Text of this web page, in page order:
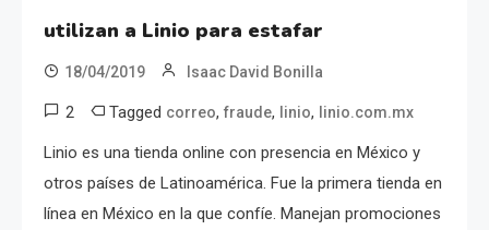
utilizan a Linio para estafar
18/04/2019 Isaac David Bonilla
2 Tagged correo, fraude, linio, linio.com.mx
Linio es una tienda online con presencia en México y
otros países de Latinoamérica. Fue la primera tienda en
línea en México en la que confíe. Manejan promociones